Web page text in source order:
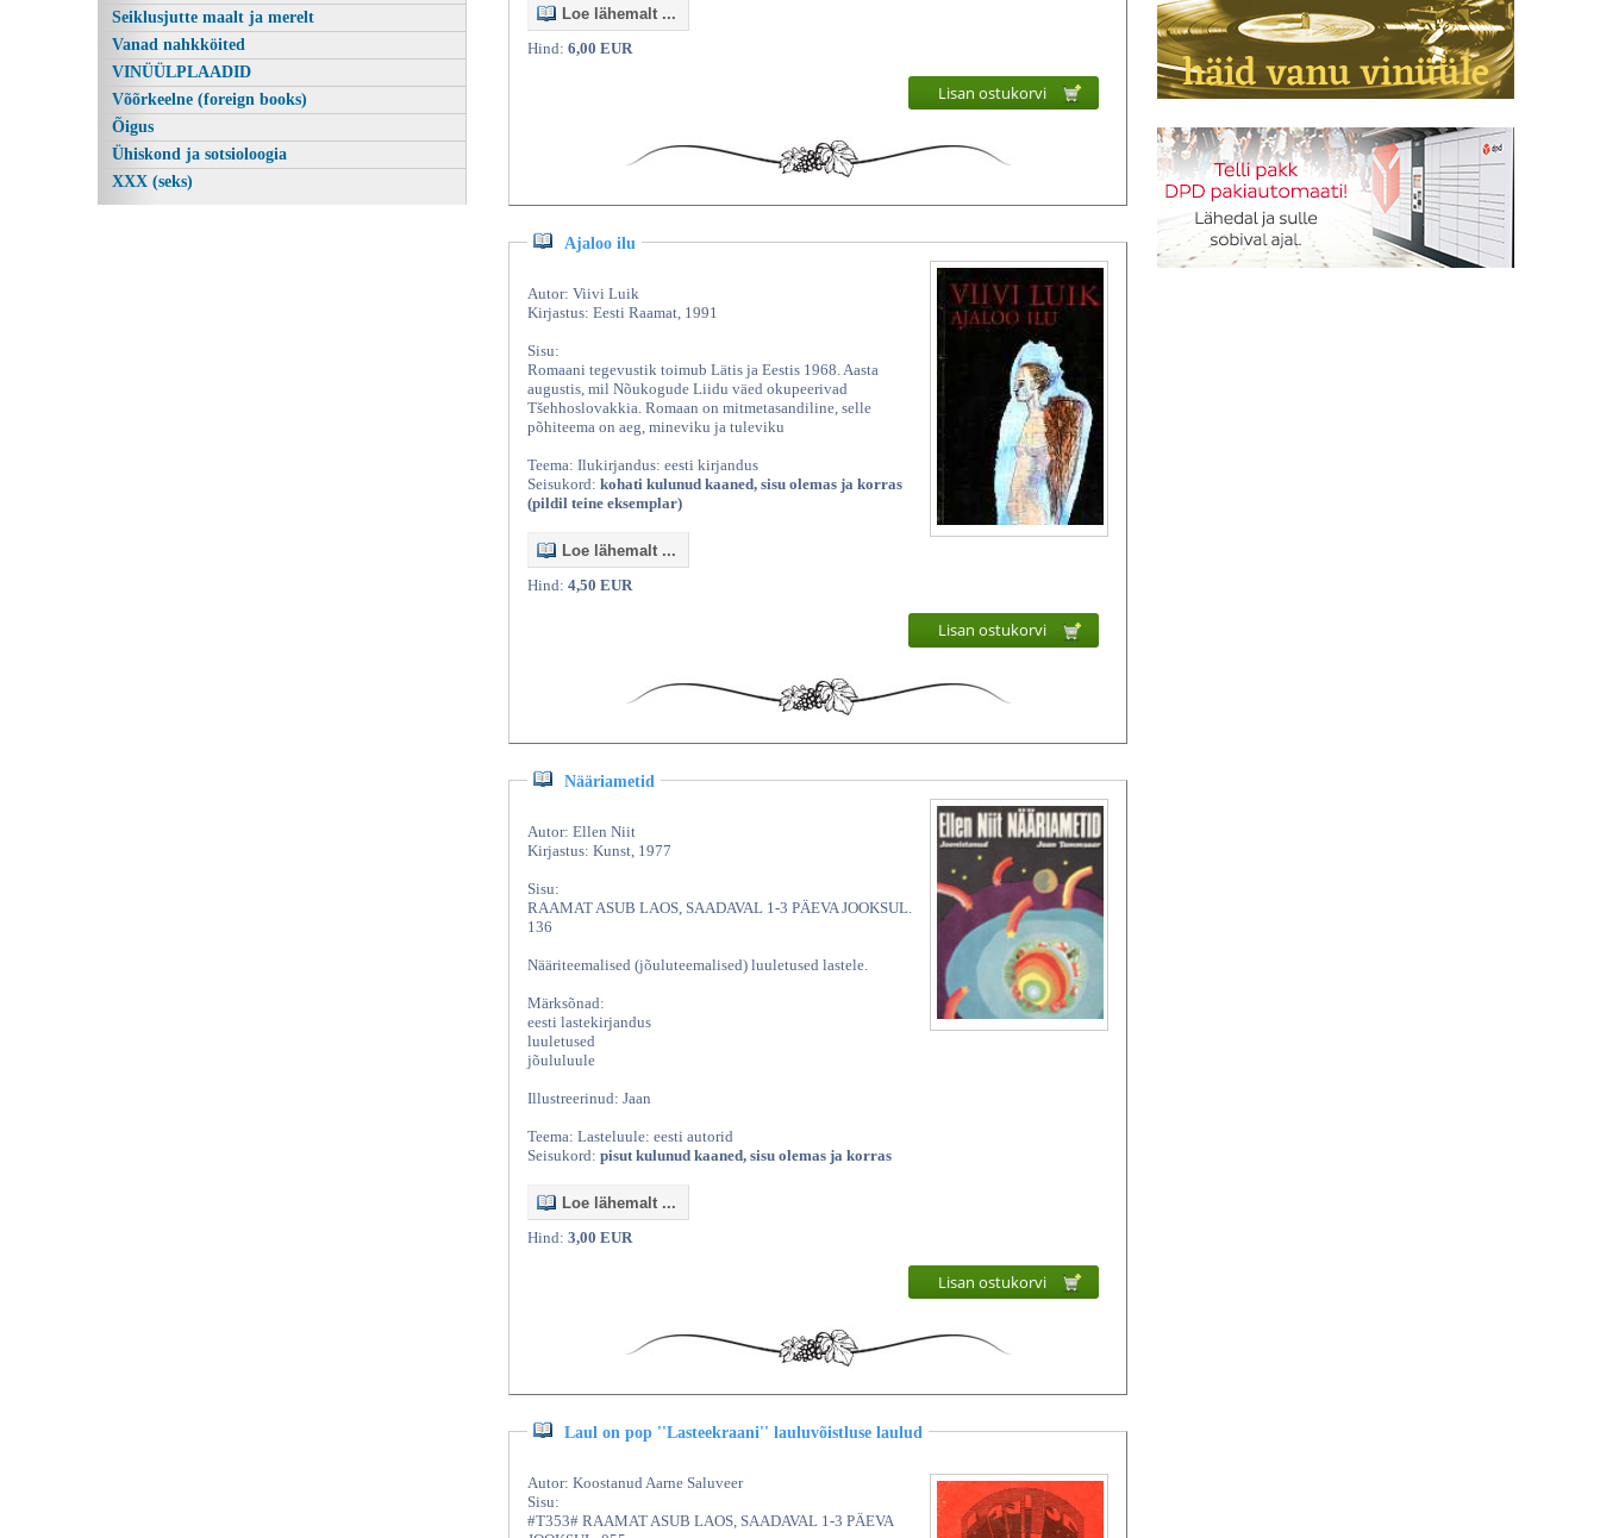
Seiklusjutte maalt ja merelt
Vanad nahkköited
VINÜÜLPLAADID
Võõrkeelne (foreign books)
Õigus
Ühiskond ja sotsioloogia
XXX (seks)
Loe lähemalt ...
Hind: 6,00 EUR
Lisan ostukorvi
Ajaloo ilu
Autor: Viivi Luik
Kirjastus: Eesti Raamat, 1991
Sisu:
Romaani tegevustik toimub Lätis ja Eestis 1968. Aasta
augustis, mil Nõukogude Liidu väed okupeerivad
Tšehhoslovakkia. Romaan on mitmetasandiline, selle
põhiteema on aeg, mineviku ja tuleviku
Teema: Ilukirjandus: eesti kirjandus
Seisukord: kohati kulunud kaaned, sisu olemas ja korras
(pildil teine eksemplar)
Loe lähemalt ...
Hind: 4,50 EUR
Lisan ostukorvi
Nääriametid
Autor: Ellen Niit
Kirjastus: Kunst, 1977
Sisu:
RAAMAT ASUB LAOS, SAADAVAL 1-3 PÄEVA JOOKSUL.
136
Nääriteemalised (jõuluteemalised) luuletused lastele.
Märksõnad:
eesti lastekirjandus
luuletused
jõululuule
Illustreerinud: Jaan
Teema: Lasteluule: eesti autorid
Seisukord: pisut kulunud kaaned, sisu olemas ja korras
Loe lähemalt ...
Hind: 3,00 EUR
Lisan ostukorvi
Laul on pop ''Lasteekraani'' lauluvõistluse laulud
Autor: Koostanud Aarne Saluveer
Sisu:
#T353# RAAMAT ASUB LAOS, SAADAVAL 1-3 PÄEVA